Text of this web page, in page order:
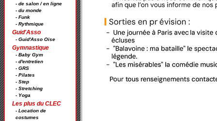
- de salon / en ligne
- du monde
- Funk
- Rythmique
Guid'Asso
- Guid'Asso Oise
Gymnastique
- Baby Gym
- d'entretien
- GRS
- Pilates
- Step
- Stretching
- Yoga
Les plus du CLEC
- Location de
costumes